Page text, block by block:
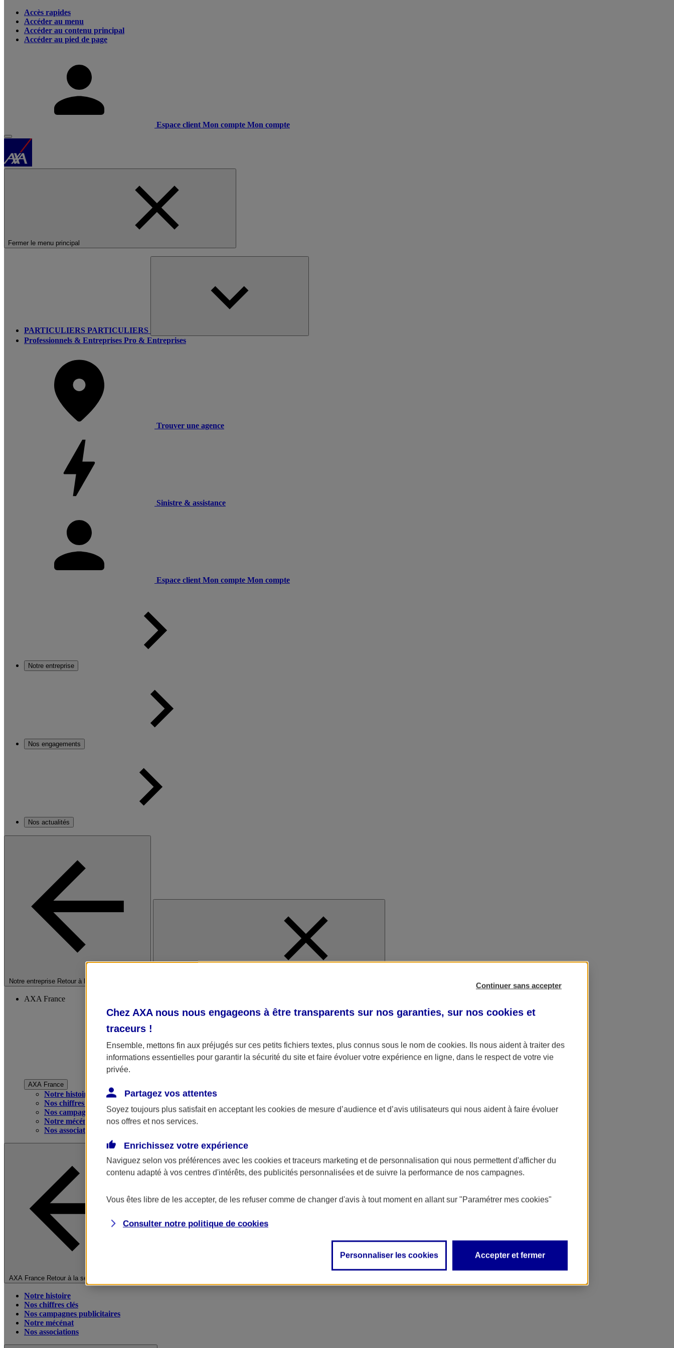
Accès rapides
Accéder au menu
Accéder au contenu principal
Accéder au pied de page
Espace client Mon compte Mon compte
Fermer le menu principal
PARTICULIERS PARTICULIERS
Professionnels & Entreprises Pro & Entreprises
Trouver une agence
Sinistre & assistance
Espace client Mon compte Mon compte
Notre entreprise
Nos engagements
Nos actualités
Notre entreprise Retour à la section précédente
AXA France
AXA France
Notre histoire
Nos chiffres clés
Nos campagnes publicitaires
Notre mécénat
Nos associations
AXA France Retour à la section précédente
Notre histoire
Nos chiffres clés
Nos campagnes publicitaires
Notre mécénat
Nos associations
Continuer sans accepter
Chez AXA nous nous engageons à être transparents sur nos garanties, sur nos cookies et
traceurs !
Ensemble, mettons fin aux préjugés sur ces petits fichiers textes, plus connus sous le nom de cookies. Ils nous aident à traiter des
informations essentielles pour garantir la sécurité du site et faire évoluer votre expérience en ligne, dans le respect de votre vie
privée.
Partagez vos attentes
Soyez toujours plus satisfait en acceptant les cookies de mesure d’audience et d’avis utilisateurs qui nous aident à faire évoluer
nos offres et nos services.
Enrichissez votre expérience
Naviguez selon vos préférences avec les cookies et traceurs marketing et de personnalisation qui nous permettent d'afficher du
contenu adapté à vos centres d'intérêts, des publicités personnalisées et de suivre la performance de nos campagnes.
Vous êtes libre de les accepter, de les refuser comme de changer d'avis à tout moment en allant sur "Paramétrer mes cookies"
Consulter notre politique de cookies
Personnaliser les cookies Accepter et fermer